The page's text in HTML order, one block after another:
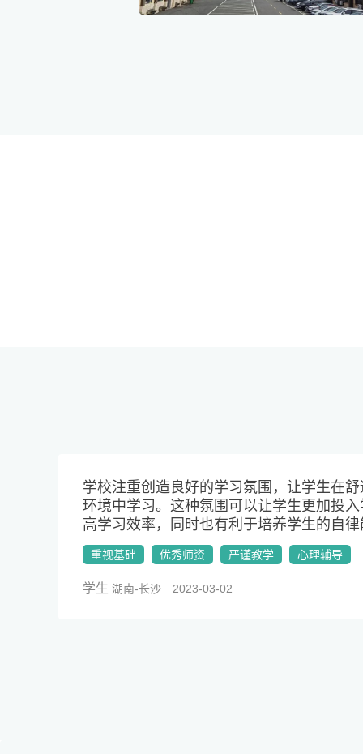
学校注重创造良好的学习氛围，让学生在
环境中学习。这种氛围可以让学生更加投
高学习效率，同时也有利于培养学生的自
重视基础 优秀师资 严谨教学 心理辅导
学生 湖南-长沙 2023-03-02